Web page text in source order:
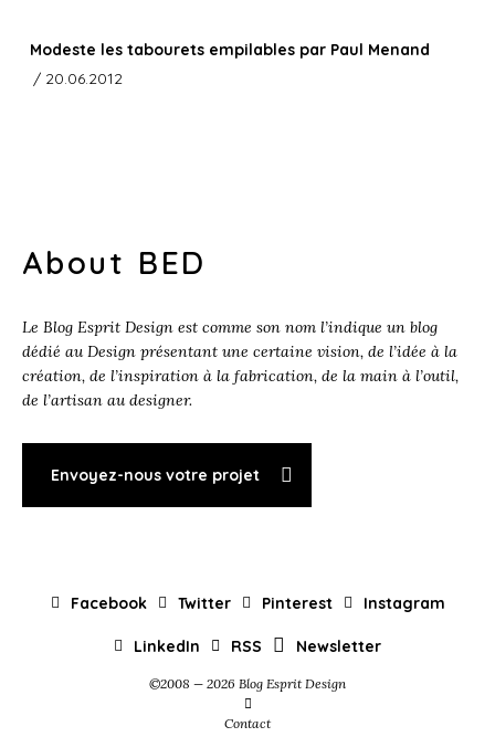
Modeste les tabourets empilables par Paul Menand
/ 20.06.2012
About BED
Le Blog Esprit Design est comme son nom l’indique un blog
dédié au Design présentant une certaine vision, de l’idée à la
création, de l’inspiration à la fabrication, de la main à l’outil,
de l’artisan au designer.
Envoyez-nous votre projet
Facebook Twitter Pinterest Instagram
LinkedIn RSS Newsletter
©2008 — 2026 Blog Esprit Design
Contact